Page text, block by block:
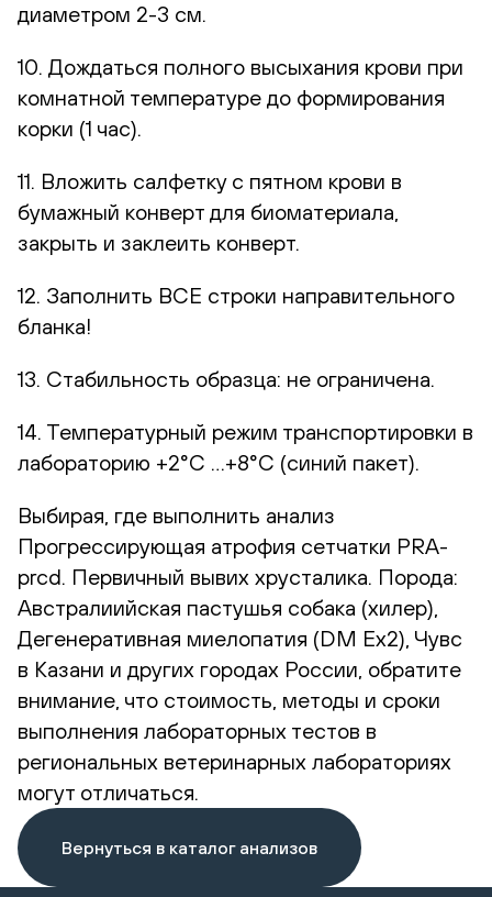
диаметром 2-3 см.
10. Дождаться полного высыхания крови при
комнатной температуре до формирования
корки (1 час).
11. Вложить салфетку с пятном крови в
бумажный конверт для биоматериала,
закрыть и заклеить конверт.
12. Заполнить ВСЕ строки направительного
бланка!
13. Стабильность образца: не ограничена.
14. Температурный режим транспортировки в
лабораторию +2°С …+8°С (синий пакет).
Выбирая, где выполнить анализ
Прогрессирующая атрофия сетчатки PRA-
prcd. Первичный вывих хрусталика. Порода:
Австралиийская пастушья собака (хилер),
Дегенеративная миелопатия (DM Eх2), Чувс
в Казани и других городах России, обратите
внимание, что стоимость, методы и сроки
выполнения лабораторных тестов в
региональных ветеринарных лабораториях
могут отличаться.
Вернуться в каталог анализов